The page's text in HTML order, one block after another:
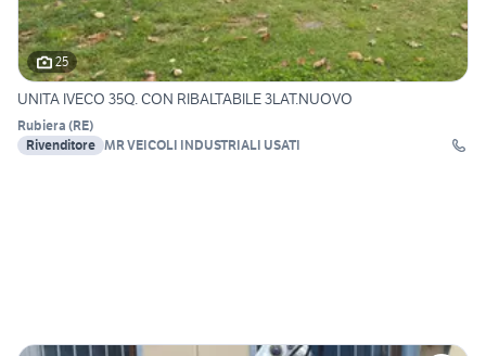
25
UNITA IVECO 35Q. CON RIBALTABILE 3LAT.NUOVO
Rubiera (RE)
Rivenditore MR VEICOLI INDUSTRIALI USATI